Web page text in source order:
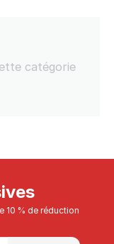
catégorie
10 % de réduction